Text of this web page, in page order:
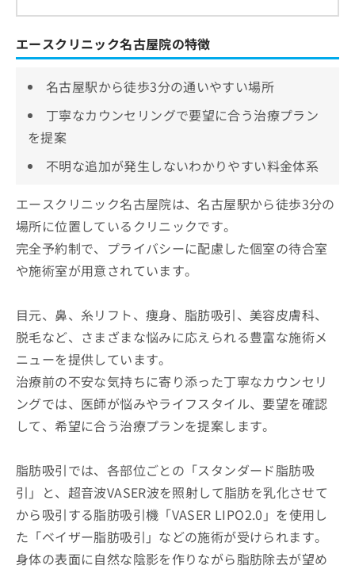
エースクリニック名古屋院の特徴
名古屋駅から徒歩3分の通いやすい場所
丁寧なカウンセリングで要望に合う治療プラン
を提案
不明な追加が発生しないわかりやすい料金体系
エースクリニック名古屋院は、名古屋駅から徒歩3分の
場所に位置しているクリニックです。
完全予約制で、プライバシーに配慮した個室の待合室
や施術室が用意されています。
目元、鼻、糸リフト、痩身、脂肪吸引、美容皮膚科、
脱毛など、さまざまな悩みに応えられる豊富な施術メ
ニューを提供しています。
治療前の不安な気持ちに寄り添った丁寧なカウンセリ
ングでは、医師が悩みやライフスタイル、要望を確認
して、希望に合う治療プランを提案します。
脂肪吸引では、各部位ごとの「スタンダード脂肪吸
引」と、超音波VASER波を照射して脂肪を乳化させて
から吸引する脂肪吸引機「VASER LIPO2.0」を使用し
た「ベイザー脂肪吸引」などの施術が受けられます。
身体の表面に自然な陰影を作りながら脂肪除去が望め